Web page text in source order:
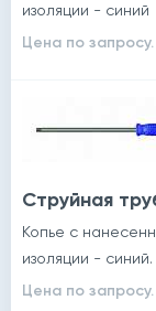
изоляции - синий
Цена по
Струйная
Копье с
изоляции -
Цена по